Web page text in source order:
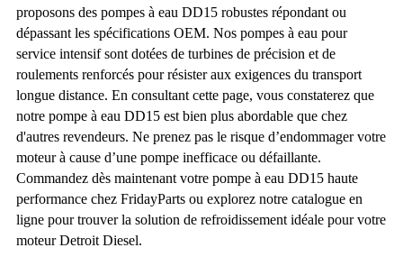
proposons des pompes à eau DD15 robustes répondant ou
dépassant les spécifications OEM. Nos pompes à eau pour
service intensif sont dotées de turbines de précision et de
roulements renforcés pour résister aux exigences du transport
longue distance. En consultant cette page, vous constaterez que
notre pompe à eau DD15 est bien plus abordable que chez
d'autres revendeurs. Ne prenez pas le risque d’endommager votre
moteur à cause d’une pompe inefficace ou défaillante.
Commandez dès maintenant votre pompe à eau DD15 haute
performance chez FridayParts ou explorez notre catalogue en
ligne pour trouver la solution de refroidissement idéale pour votre
moteur Detroit Diesel.